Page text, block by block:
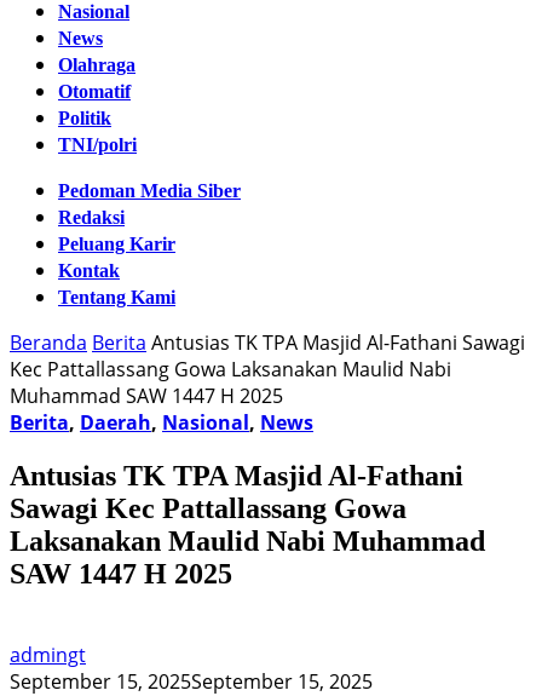
Nasional
News
Olahraga
Otomatif
Politik
TNI/polri
Pedoman Media Siber
Redaksi
Peluang Karir
Kontak
Tentang Kami
Beranda Berita Antusias TK TPA Masjid Al-Fathani Sawagi
Kec Pattallassang Gowa Laksanakan Maulid Nabi
Muhammad SAW 1447 H 2025
Berita, Daerah, Nasional, News
Antusias TK TPA Masjid Al-Fathani
Sawagi Kec Pattallassang Gowa
Laksanakan Maulid Nabi Muhammad
SAW 1447 H 2025
admingt
September 15, 2025September 15, 2025